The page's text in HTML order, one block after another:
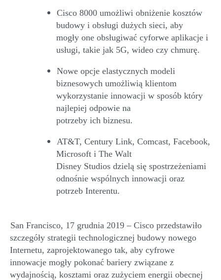
Cisco 8000 umożliwi obniżenie kosztów
budowy i obsługi dużych sieci, aby
mogły one obsługiwać cyforwe aplikacje i
usługi
takie jak 5G, wideo czy chmurę.
Nowe opcje elastycznych modeli
biznesowych umożliwią klientom
wykorzystanie innowacji w sposób który
najlepiej odpowie na
potrzeby ich biznesu
AT&T, Century Link, Comcast, Facebook,
Microsoft i The Walt
Disney Studios dzielą się spostrzeżeniami
odnośnie wspólnych innowacji oraz
potrzeb Interentu
San Francisco, 1 7grudnia 2019
Cisco przedstawiło
szczegóły strategii technologicznej budowy nowego
Internetu, zaprojektowanego tak , aby cyfrowe
innowacje mogły pokonać bariery związane z
wydajnością, kosztami oraz zużyciem energii obecnej